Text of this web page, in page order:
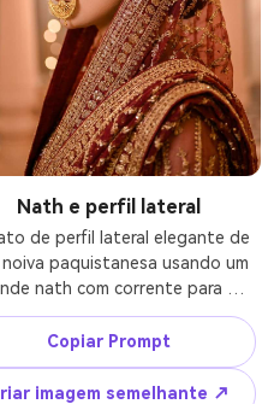
Nath e perfil lateral
de perfil lateral elegante de
noiva paquistanesa usando um
nath com corrente para o
coque elegante, dupatta
iluminação suave pêssego,
fada luzes bokeh, tirado em
Z8, 85mm f/1.8, f/2, ambiente
Copiar Prompt
imagem semelhante ↗